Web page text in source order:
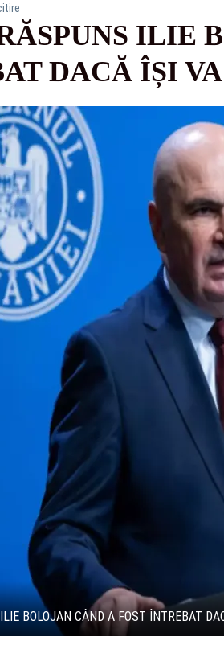
ILIE
DACĂ ÎȘI
BOLOJAN CÂND A FOST ÎNTREBAT